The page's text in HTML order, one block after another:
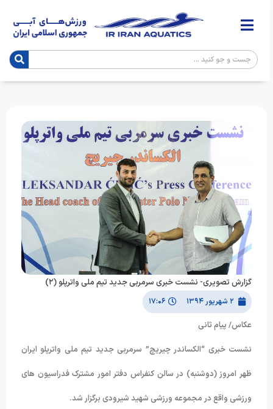
گزارش تصویری- نشست خبری سرمربی جدید تیم ملی واترپلو (۲)
۲ شهریور ۱۳۹۴ ۱۷:۰۶
عکاس/ پیام ثانی
نشست خبری “الکساندر چیریچ” سرمربی جدید تیم ملی واترپلو ایران
ظهر امروز (دوشنبه) در سالن کنفراس دفتر امور مشترک فدراسیون های
ورزشی واقع در مجموعه ورزشی شهید شیرودی برگزار شد.